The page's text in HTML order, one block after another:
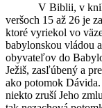
V Biblii, v
veršoch 15 až 26 je
ktoré vyriekol vo
babylonskou vládou
obyvateľov do
Ježiš, zasľúbený a
ako potomok
niekto zruší Jeho